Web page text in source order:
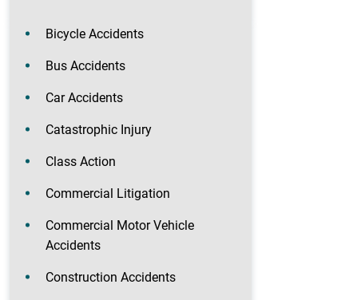
Bicycle Accidents
Bus Accidents
Car Accidents
Catastrophic Injury
Class Action
Commercial Litigation
Commercial Motor Vehicle
Accidents
Construction Accidents